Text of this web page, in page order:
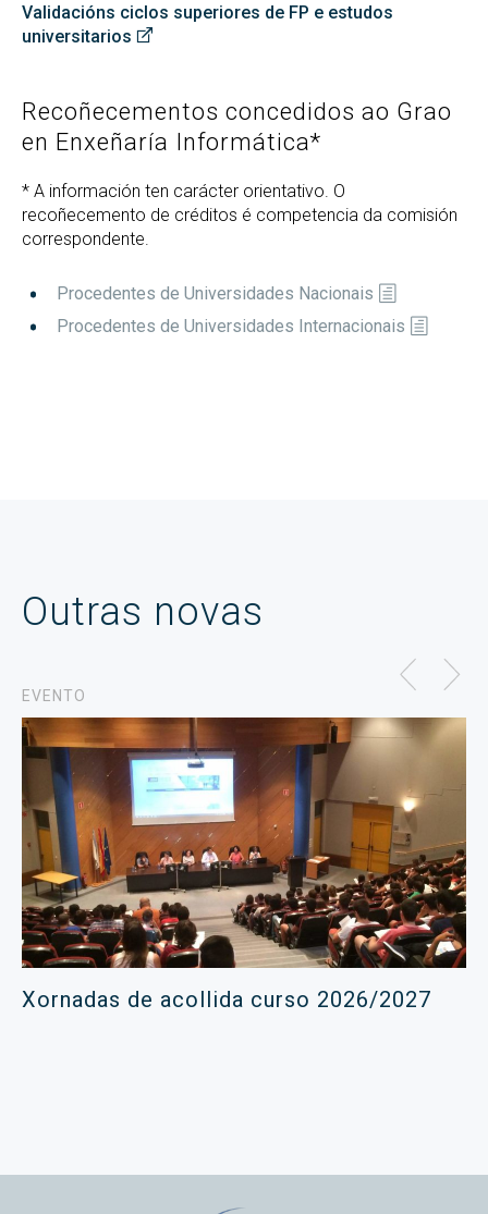
Validacións ciclos superiores de FP e estudos
universitarios
Recoñecementos concedidos ao Grao
en Enxeñaría Informática*
* A información ten carácter orientativo. O
recoñecemento de créditos é competencia da comisión
correspondente.
Procedentes de Universidades Nacionais
Procedentes de Universidades Internacionais
Outras novas
EVENTO
Xornadas de acollida curso 2026/2027